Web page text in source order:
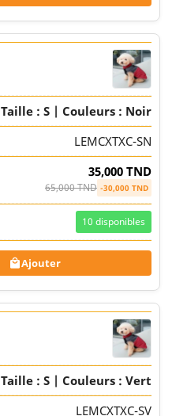
Taille : S | Couleurs : Noir
LEMCXTXC-SN
35,000 TND
65,000 TND -30,000 TND
10 disponibles
Ajouter
Taille : S | Couleurs : Vert
LEMCXTXC-SV